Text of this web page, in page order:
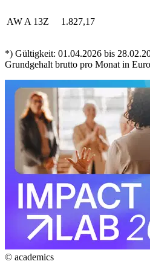
AW A 13Z 1.827,17
*) Gültigkeit: 01.04.2026 bis
Grundgehalt brutto pro Monat in Euro
© academics